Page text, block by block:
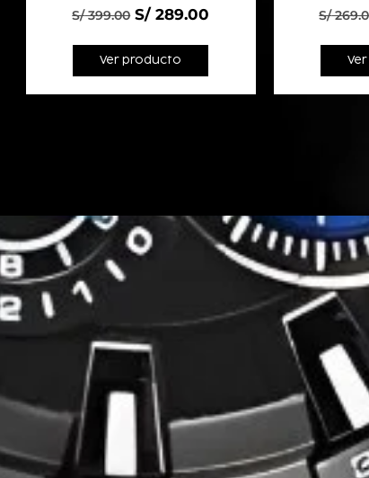
S/399.00 S/ 289.00
Ver producto
S/